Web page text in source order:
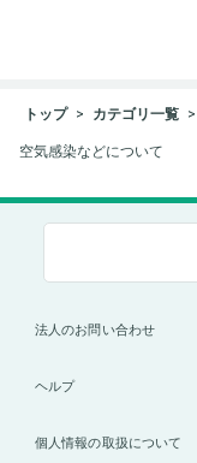
トップ カテゴリ一覧
空気感染などについて
法人のお問い合わせ
ヘルプ
個人情報の取扱について